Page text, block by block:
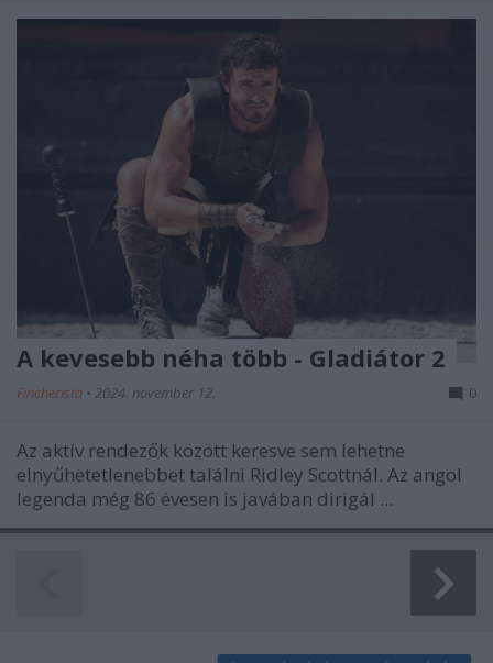
A kevesebb néha több - Gladiátor 2
Fincherista • 2024. november 12. 0
Az aktív rendezők között keresve sem lehetne
elnyűhetetlenebbet találni Ridley Scottnál. Az angol
legenda még 86 évesen is javában dirigál ...